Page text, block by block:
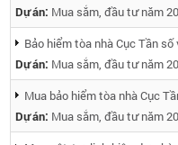
Dự án: Mua sắm, đầu tư năm
Bảo hiểm tòa nhà Cục Tần
Dự án: Mua sắm, đầu tư năm
Mua bảo hiểm tòa nhà Cục
Dự án: Mua sắm, đầu tư năm